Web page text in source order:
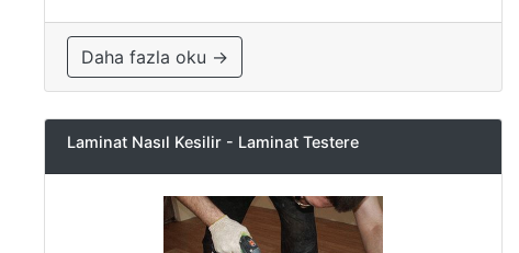
Daha fazla oku →
Laminat Nasıl Kesilir - Laminat Testere